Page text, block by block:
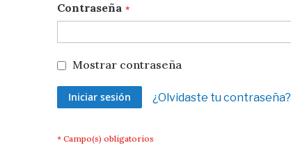
Contraseña
Mostrar contraseña
Iniciar sesión ¿Olvidaste tu contraseña?